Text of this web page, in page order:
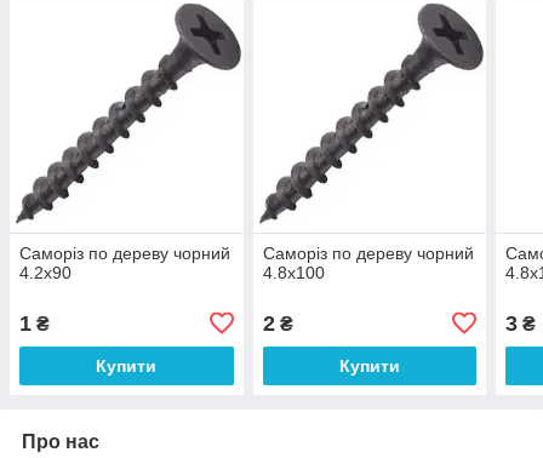
Саморіз по дереву чорний
4.2х90
1 ₴
Купити
Саморіз по дереву чорний
4.8х100
2₴
Купити
3 ₴
Про нас